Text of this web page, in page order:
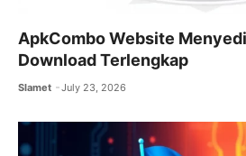
ApkCombo Website
Download Terlengkap
Slamet July 23, 2026